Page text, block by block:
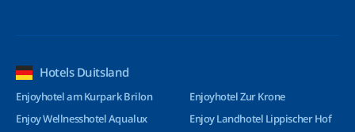
Hotels Duitsland
Enjoyhotel am Kurpark Brilon
Enjoy Wellnesshotel Aqualux
Enjoyhotel Zur Krone
Enjoy Landhotel Lippischer Hof